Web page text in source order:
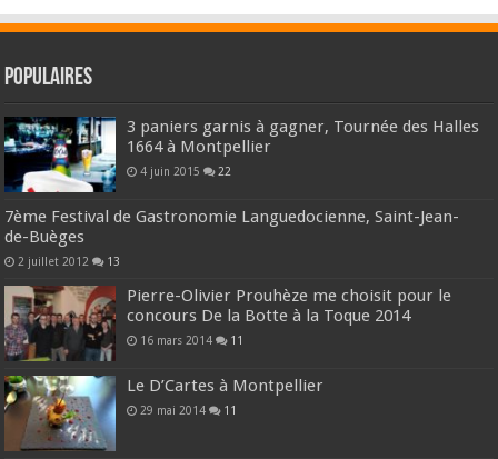
Populaires
3 paniers garnis à gagner, Tournée des Halles
1664 à Montpellier
4 juin 2015 22
7ème Festival de Gastronomie Languedocienne, Saint-Jean-
de-Buèges
2 juillet 2012 13
Pierre-Olivier Prouhèze me choisit pour le
concours De la Botte à la Toque 2014
16 mars 2014 11
Le D’Cartes à Montpellier
29 mai 2014 11